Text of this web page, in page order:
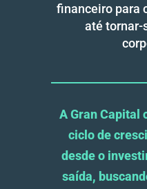
financeiro para
até tornar-
A Gran Capital
ciclo de
desde o
saída,